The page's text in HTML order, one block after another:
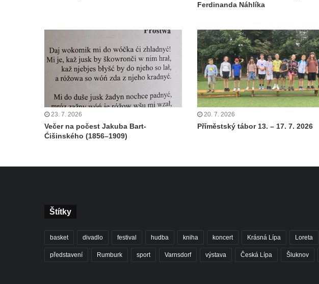
Ferdinanda Náhlíka
23. 7. 2026
Večer na počest Jakuba Bart-
Ćišinského (1856–1909)
20. 7. 2026
Příměstský tábor 13. – 17. 7. 2026
Štítky
basket divadlo festival hudba kniha koncert Krásná Lípa Loreta
představení Rumburk sport Varnsdorf výstava Česká Lípa Šluknov